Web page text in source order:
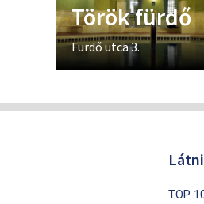
Török fürdő
Fürdő utca 3.
TOP